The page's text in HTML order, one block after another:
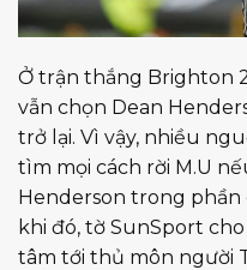
Ở trận thắng Brighton
vẫn chọn Dean
trở lại. Vì vậy, nhiều
tìm mọi cách rời M.U
Henderson trong phần
khi đó, tờ SunSport
tâm tới thủ môn người